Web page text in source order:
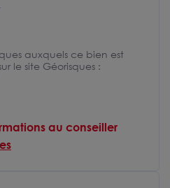
auxquels ce bien est
le site Géorisques :
au conseiller